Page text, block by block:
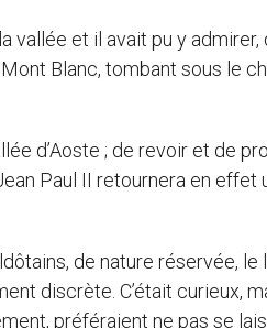
et il avait pu y admirer,
Blanc, tombant sous le
d’Aoste ; de revoir et de
Paul II retournera en effet
de nature réservée,
discrète. C’était curieux,
préféraient ne pas se